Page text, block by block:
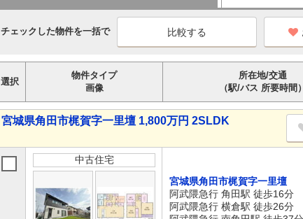
チェックした物件を一括で
選択
物件タイプ
画像
所在地/交通
（駅/バス 所要時間）
宮城県角田市梶賀字一里壇 1,800万円 2SLDK
中古住宅
宮城県角田市梶賀字一里壇
阿武隈急行 角田駅 徒歩16分
阿武隈急行 横倉駅 徒歩26分